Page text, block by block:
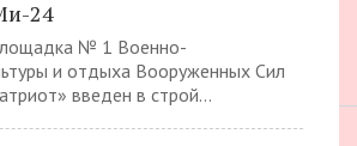
24
№ 1 Военно-
и отдыха Вооруженных Сил
введен в строй...